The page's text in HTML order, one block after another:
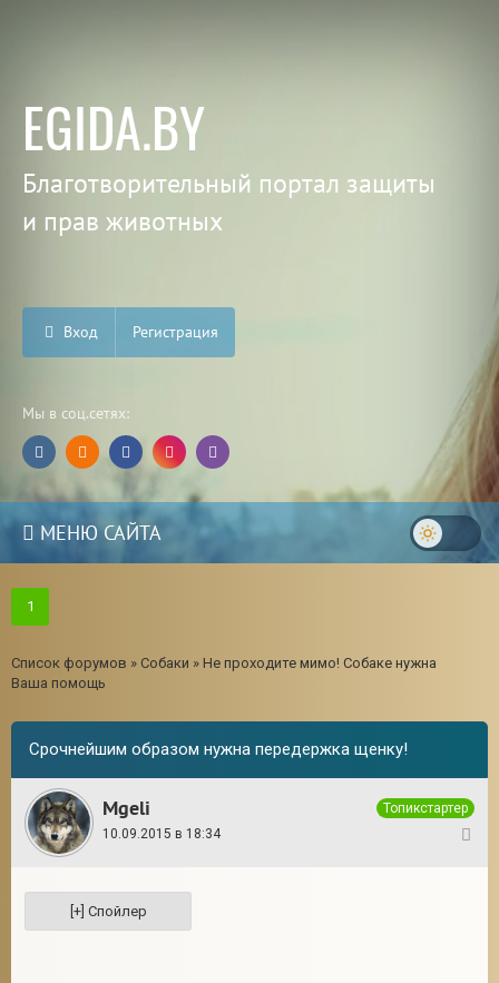
EGIDA.BY
Благотворительный портал защиты
и прав животных
Вход Регистрация
Мы в соц.сетях:
МЕНЮ САЙТА
1
Список форумов » Собаки » Не проходите мимо! Собаке нужна
Ваша помощь
Срочнейшим образом нужна передержка щенку!
Mgeli
Топикстартер
10.09.2015 в 18:34